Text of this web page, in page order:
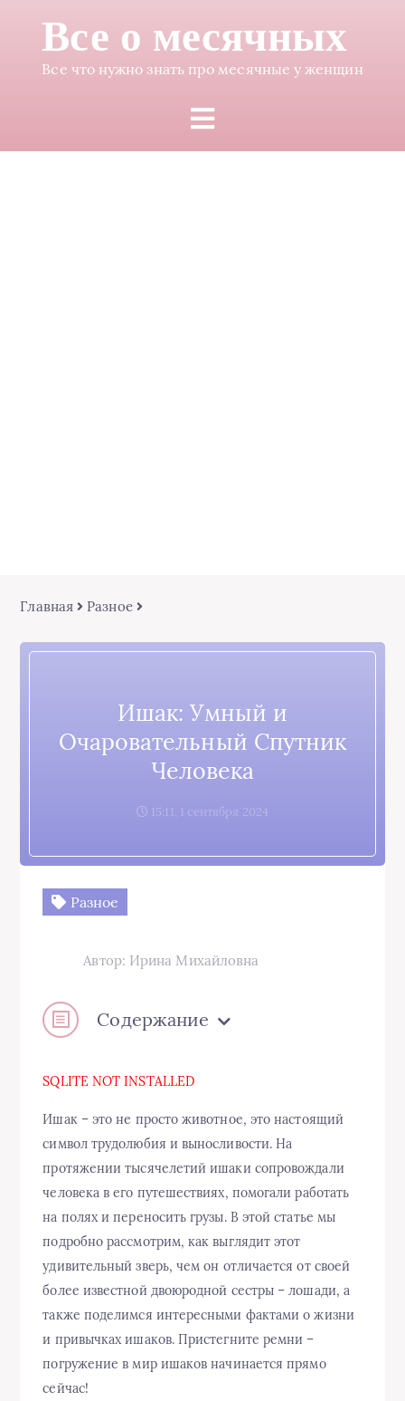
Все о месячных
Все что нужно знать про месячные у женщин
Главная Разное
Ишак: Умный и
Очаровательный Спутник
Человека
15:11, 1 сентября 2024
Разное
Автор: Ирина Михайловна
Содержание
SQLITE NOT INSTALLED
Ишак – это не просто животное, это настоящий
символ трудолюбия и выносливости. На
протяжении тысячелетий ишаки сопровождали
человека в его путешествиях, помогали работать
на полях и переносить грузы. В этой статье мы
подробно рассмотрим, как выглядит этот
удивительный зверь, чем он отличается от своей
более известной двоюродной сестры – лошади, а
также поделимся интересными фактами о жизни
и привычках ишаков. Пристегните ремни –
погружение в мир ишаков начинается прямо
сейчас!